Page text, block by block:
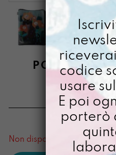
€
[ Buste Portalibro:
Non disponibile al momento
codice
usare
E poi
porterò